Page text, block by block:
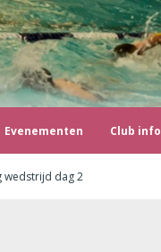
Evenementen Club info
wedstrijd dag 2